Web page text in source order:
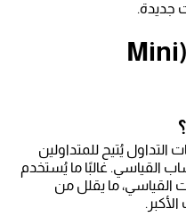
جديدة.
الحساب المصغّر (Mini
يُتيح للمتداولين
القياسي. غالبًا ما يُستخدم
0.1 من اللوت القياسي، ما يقلل من